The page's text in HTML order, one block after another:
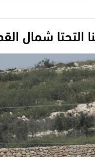
التحتا شمال